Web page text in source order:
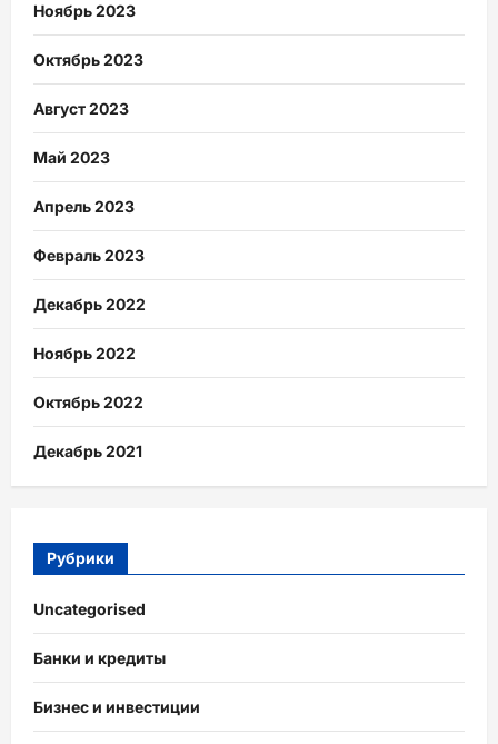
Ноябрь 2023
Октябрь 2023
Август 2023
Май 2023
Апрель 2023
Февраль 2023
Декабрь 2022
Ноябрь 2022
Октябрь 2022
Декабрь 2021
Рубрики
Uncategorised
Банки и кредиты
Бизнес и инвестиции